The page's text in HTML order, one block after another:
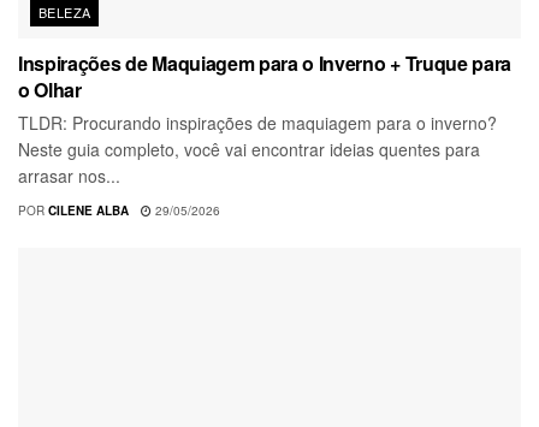
BELEZA
Inspirações de Maquiagem para o Inverno + Truque para
o Olhar
TLDR: Procurando inspirações de maquiagem para o inverno?
Neste guia completo, você vai encontrar ideias quentes para
arrasar nos...
POR CILENE ALBA 29/05/2026